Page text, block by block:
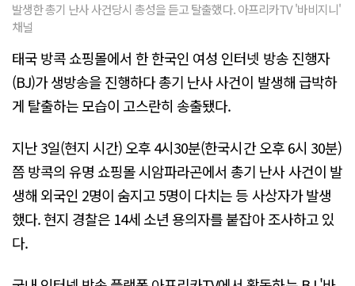
발생한 총기 난사 사건당시 총성을 듣고 탈출했다. 아프리카TV '바비지니'
채널
태국 방콕 쇼핑몰에서 한 한국인 여성 인터넷 방송 진행자
(BJ)가 생방송을 진행하다 총기 난사 사건이 발생해 급박하
게 탈출하는 모습이 고스란히 송출됐다.
지난 3일(현지 시간) 오후 4시30분(한국시간 오후 6시 30분)
쯤 방콕의 유명 쇼핑몰 시암파라곤에서 총기 난사 사건이 발
생해 외국인 2명이 숨지고 5명이 다치는 등 사상자가 발생
했다. 현지 경찰은 14세 소년 용의자를 붙잡아 조사하고 있
다.